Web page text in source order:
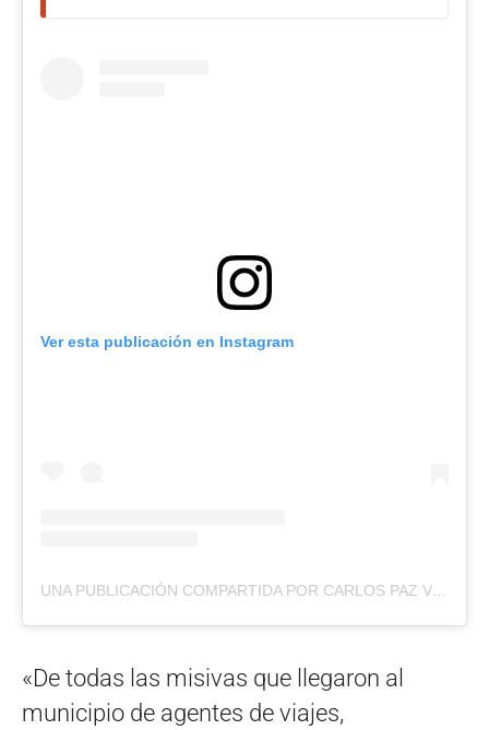
Ver esta publicación en Instagram
UNA PUBLICACIÓN COMPARTIDA POR CARLOS PAZ VIVO (@CARLOSPAZVIVO)
«De todas las misivas que llegaron al
municipio de agentes de viajes,